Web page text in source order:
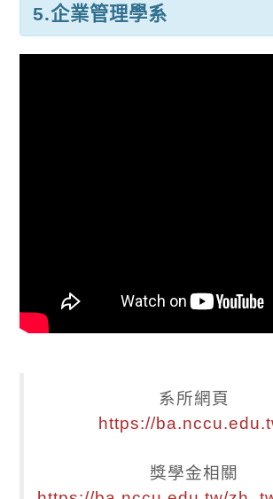
5.企業管理學系
系所網頁
https://
獎學金相關